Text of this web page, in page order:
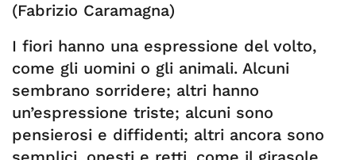
(Fabrizio Caramagna)
I fiori hanno una espressione del volto,
come gli uomini o gli animali. Alcuni
sembrano sorridere; altri hanno
un’espressione triste; alcuni sono
pensierosi e diffidenti; altri ancora sono